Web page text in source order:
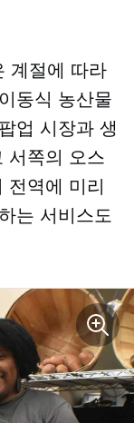
계절에 따라
동식 농산물
팝업 시장과 생
서쪽의 오스
전역에 미리
는 서비스도